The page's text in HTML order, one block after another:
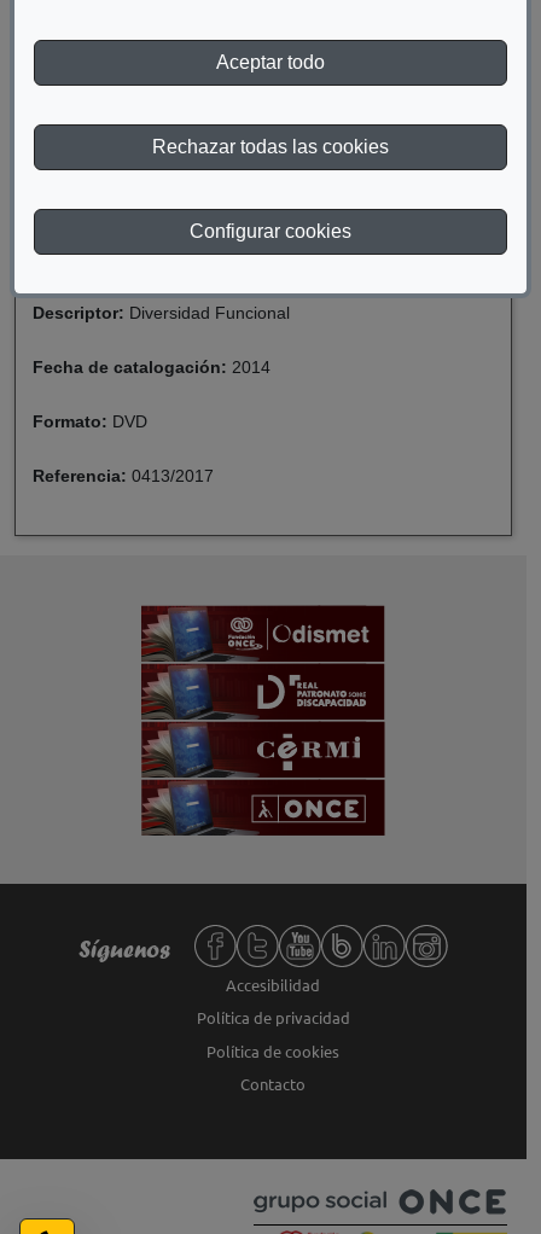
Aceptar todo
Rechazar todas las cookies
Configurar cookies
todo, necesario par que pueda darse la vida en todo su
esplendor. Éste es el enfoque de la propuesta Diversidad
funcional: cuentos para conversar, para facilitar la tarea
Año de publicación:2009
Descriptor: Diversidad Funcional
Fecha de catalogación: 2014
Formato: DVD
Referencia: 0413/2017
Redes sociales de Fundación ONCE,
Síguenos
Accesibilidad
Política de privacidad
Política de cookies
Contacto